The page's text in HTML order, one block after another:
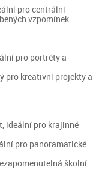
pro centrální
vzpomínek.
pro portréty a
pro kreativní projekty a
ideální pro krajinné
pro panoramatické
školní